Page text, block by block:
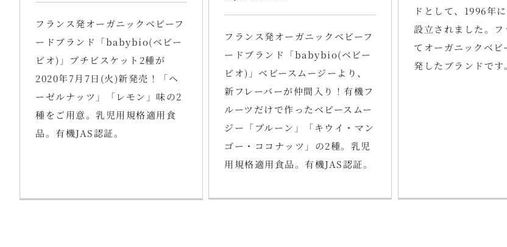
フランス発オーガニックベビーフ
ードブランド「babybio(ベビー
ビオ)」プチビスケット2種が
2020年7月7日(火)新発売！「ヘ
ーゼルナッツ」「レモン」味の2
種をご用意。乳児用規格適用食
品。有機JAS認証。
フランス発オーガニックベビーフ
ードブランド「babybio(ベビー
ビオ)」ベビースムージーより、
新フレーバーが仲間入り！有機フ
ルーツだけで作ったベビースムー
ジー「プルーン」「キウイ・マン
ゴー・ココナッツ」の2種。乳児
用規格適用食品。有機JAS認証。
ドとして、1996年
設立されました。フ
てオーガニックベビ
発したブランドです。